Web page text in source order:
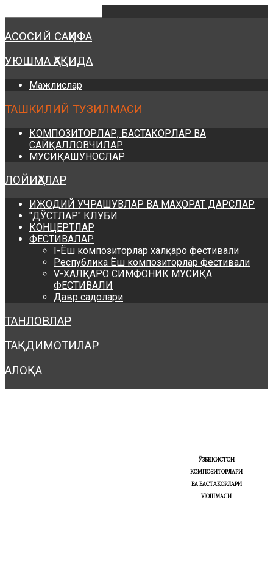
АСОСИЙ САҲИФА
УЮШМА ҲАҚИДА
Мажлислар
ТАШКИЛИЙ ТУЗИЛМАСИ
КОМПОЗИТОРЛАР, БАСТАКОРЛАР ВА
САЙҚАЛЛОВЧИЛАР
МУСИҚАШУНОСЛАР
ЛОЙИҲАЛАР
ИЖОДИЙ УЧРАШУВЛАР ВА МАҲОРАТ ДАРСЛАР
"ДЎСТЛАР" КЛУБИ
КОНЦЕРТЛАР
ФЕСТИВАЛАР
I-Ёш композиторлар халқаро фестивали
Республика Ёш композиторлар фестивали
V-ХАЛҚАРО СИМФОНИК МУСИҚА
ФЕСТИВАЛИ
Давр садолари
ТАНЛОВЛАР
ТАҚДИМОТИЛАР
АЛОҚА
ЎЗБЕКИСТОН
КОМПОЗИТОРЛАРИ
ВА БАСТАКОРЛАРИ
УЮШМАСИ
Предыдущий
год
Предыдущий
месяц
Следующий
год
Следующий
месяц